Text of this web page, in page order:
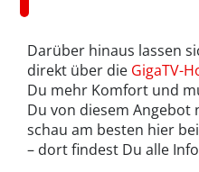
Darüber hinaus lassen
direkt über die GigaTV-
Du mehr Komfort und
Du von diesem
schau am besten hier bei
– dort findest Du alle